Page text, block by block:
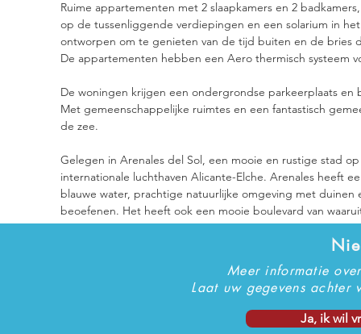
Ruime appartementen met 2 slaapkamers en 2
op de tussenliggende verdiepingen en een solarium in
ontworpen om te genieten van de tijd buiten en de bries
De appartementen hebben een Aero thermisch systeem
De woningen krijgen een ondergrondse parkeerplaats en
Met gemeenschappelijke ruimtes en een fantastisch
de zee.
Gelegen in Arenales del Sol, een mooie en rustige stad
internationale luchthaven Alicante-Elche. Arenales heeft
blauwe water, prachtige natuurlijke omgeving met
beoefenen. Het heeft ook een mooie boulevard van
Meer informatie
Laat uw gegevens
Ja, ik wil